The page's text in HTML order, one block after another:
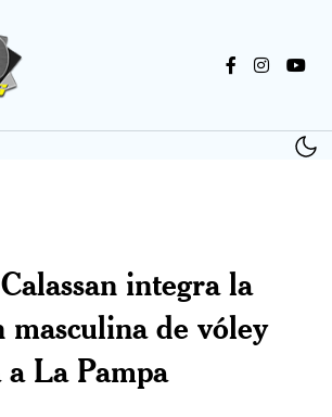
integra la
masculina de vóley
La Pampa